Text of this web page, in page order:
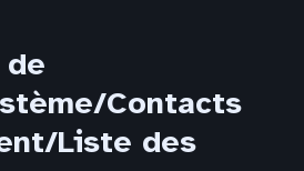
de
Contacts
Liste des